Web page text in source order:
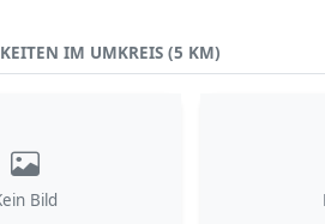
IM UMKREIS (5 KM)
Bild